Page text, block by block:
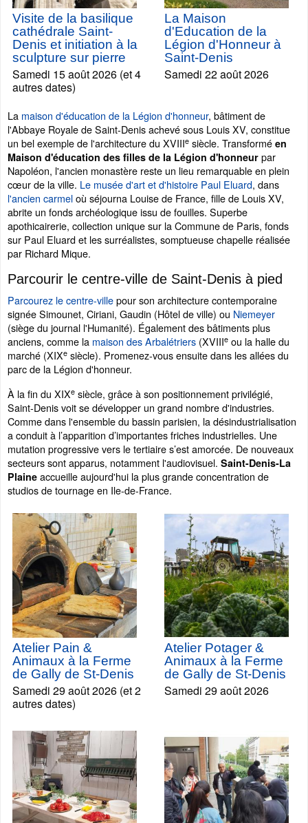
Visite de la basilique
cathédrale Saint-
Denis et initiation à la
sculpture sur pierre
Samedi 15 août 2026 (et 4
autres dates)
La Maison
d'Education de la
Légion d'Honneur à
Saint-Denis
Samedi 22 août 2026
La maison d'éducation de la Légion d'honneur, bâtiment de
l'Abbaye Royale de Saint-Denis achevé sous Louis XV, constitue
un bel exemple de l'architecture du XVIIIe siècle. Transformé en
Maison d'éducation des filles de la Légion d'honneur par
Napoléon, l'ancien monastère reste un lieu remarquable en plein
cœur de la ville. Le musée d'art et d'histoire Paul Eluard, dans
l'ancien carmeloù séjourna Louise de France, fille de Louis XV,
abrite un fonds archéologique issu de fouilles. Superbe
apothicairerie, collection unique sur la Commune de Paris, fonds
sur Paul Eluard et les surréalistes, somptueuse chapelle réalisée
par Richard Mique.
Parcourir le centre-ville de Saint-Denis à pied
Parcourez le centre-villepour son architecture contemporaine
signée Simounet, Ciriani, Gaudin (Hôtel de ville) ou Niemeyer
(siège du journal l'Humanité). Également des bâtiments plus
anciens, comme la maison des Arbalétriers (XVIIIe ou la halle du
marché (XIXe siècle). Promenez-vous ensuite dans les allées du
parc de la Légion d'honneur.
À la fin du XIXe siècle, grâce à son positionnement privilégié,
Saint-Denis voit se développer un grand nombre d'industries.
Comme dans l'ensemble du bassin parisien, la désindustrialisation
a conduit à l’apparition d’importantes friches industrielles. Une
mutation progressive vers le tertiaire s’est amorcée. De nouveaux
secteurs sont apparus, notamment l'audiovisuel. Saint-Denis-La
Plaine accueille aujourd'hui la plus grande concentration de
studios de tournage en Ile-de-France.
Atelier Pain &
Animaux à la Ferme
de Gally de St-Denis
Samedi 29 août 2026 (et 2
autres dates)
Atelier Potager &
Animaux à la Ferme
de Gally de St-Denis
Samedi 29 août 2026